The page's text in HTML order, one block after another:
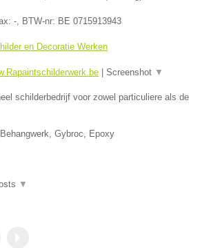
- , BTW-nr: BE 0715913943
en Decoratie Werken
| Screenshot ▼
schilderbedrijf voor zowel particuliere als de
Gybroc, Epoxy
▼